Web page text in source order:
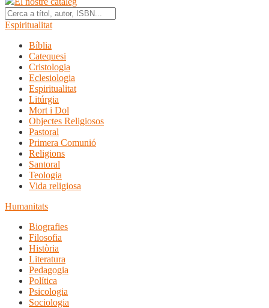
Espiritualitat
Bíblia
Catequesi
Cristologia
Eclesiologia
Espiritualitat
Litúrgia
Mort i Dol
Objectes Religiosos
Pastoral
Primera Comunió
Religions
Santoral
Teologia
Vida religiosa
Humanitats
Biografies
Filosofia
Història
Literatura
Pedagogia
Política
Psicologia
Sociologia